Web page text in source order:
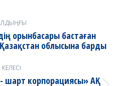
Previous
post:
орынбасары бастаған
облысына барды
КЕЛЕСІ
шарт корпорациясы» АҚ